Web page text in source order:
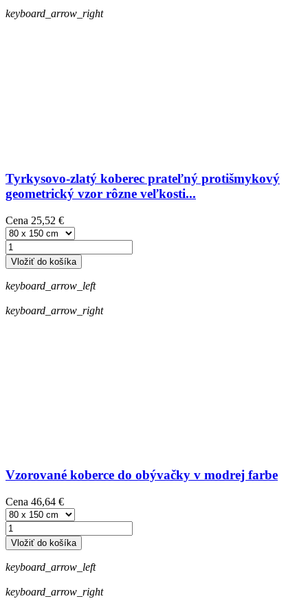
keyboard_arrow_right
Tyrkysovo-zlatý koberec prateľný protišmykový
geometrický vzor rôzne veľkosti...
Cena 25,52 €
Vložiť do košíka
keyboard_arrow_left
keyboard_arrow_right
Vzorované koberce do obývačky v modrej farbe
Cena 46,64 €
Vložiť do košíka
keyboard_arrow_left
keyboard_arrow_right